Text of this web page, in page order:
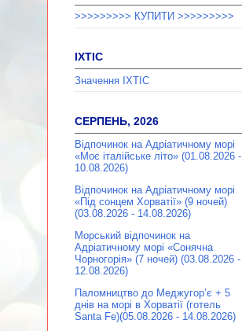
>>>>>>>>> КУПИТИ >>>>>>>>>
ІХТІС
Значення ІХТІС
СЕРПЕНЬ, 2026
Відпочинок на Адріатичному морі
«Моє італійське літо» (01.08.2026 -
10.08.2026)
Відпочинок на Адріатичному морі
«Під сонцем Хорватії» (9 ночей)
(03.08.2026 - 14.08.2026)
Морський відпочинок на
Адріатичному морі «Сонячна
Чорногорія» (7 ночей) (03.08.2026 -
12.08.2026)
Паломництво до Меджугор’є + 5
днів на морі в Хорватії (готель
Santa Fe)(05.08.2026 - 14.08.2026)